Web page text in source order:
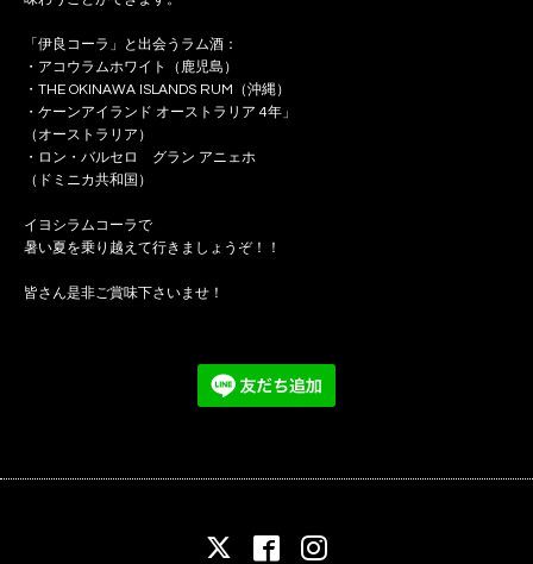
「伊良コーラ」と出会うラム酒：
・アコウラムホワイト（鹿児島）
・THE OKINAWA ISLANDS RUM（沖縄）
・ケーンアイランド オーストラリア 4年」
（オーストラリア）
・ロン・バルセロ グラン アニェホ
（ドミニカ共和国）
イヨシラムコーラで
暑い夏を乗り越えて行きましょうぞ！！
皆さん是非ご賞味下さいませ！